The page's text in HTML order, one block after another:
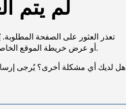
لم يتم
تعذر العثور على الصفحة
URL، أو عرض خريطة الموقع الخاصة بنا لمساعدتك في العثور على ما تريد.
هل لديك أي مشكلة أخرى؟ يُرجى إرسال